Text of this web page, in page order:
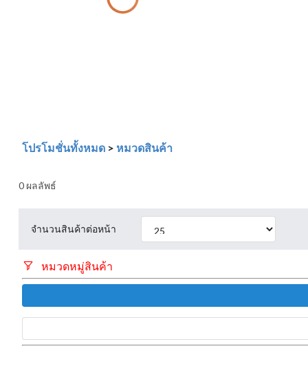
โปรโมชั่นทั้งหมด > หมวดสินค้า
0 ผลลัพธ์
จำนวนสินค้าต่อหน้า
หมวดหมู่สินค้า